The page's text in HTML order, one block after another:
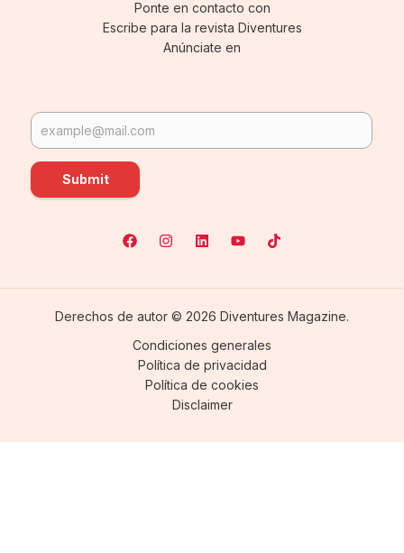
Ponte en contacto con
Escribe para la revista Diventures
Anúnciate en
Submit
Derechos de autor © 2026 Diventures Magazine.
Condiciones generales
Política de privacidad
Política de cookies
Disclaimer